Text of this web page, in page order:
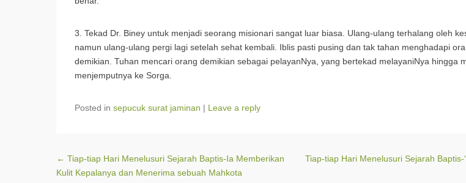
3. Tekad Dr. Biney untuk menjadi seorang misionari sangat luar biasa. Ulang-ulang terhalang oleh
namun ulang-ulang pergi lagi setelah sehat kembali. Iblis pasti pusing dan tak tahan menghadapi
demikian. Tuhan mencari orang demikian sebagai pelayanNya, yang bertekad melayaniNya hingga
menjemputnya ke Sorga.
Posted in sepucuk surat jaminan | Leave a reply
Post navigation
← Tiap-tiap Hari Menelusuri Sejarah Baptis-Ia Memberikan
Kulit Kepalanya dan Menerima sebuah Mahkota
Tiap-tiap Hari Menelusuri Sejarah Baptis-